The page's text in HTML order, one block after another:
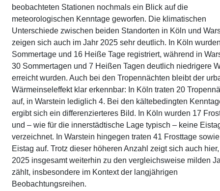
beobachteten Stationen nochmals ein Blick auf die
meteorologischen Kenntage geworfen. Die klimatischen
Unterschiede zwischen beiden Standorten in Köln und
zeigen sich auch im Jahr 2025 sehr deutlich. In Köln
Sommertage und 16 Heiße Tage registriert, während in
30 Sommertagen und 7 Heißen Tagen deutlich niedrigere
erreicht wurden. Auch bei den Tropennächten bleibt der
Wärmeinseleffekt klar erkennbar: In Köln traten 20
auf, in Warstein lediglich 4. Bei den kältebedingten
ergibt sich ein differenzierteres Bild. In Köln wurden 17
und – wie für die innerstädtische Lage typisch – keine
verzeichnet. In Warstein hingegen traten 41 Frosttage
Eistag auf. Trotz dieser höheren Anzahl zeigt sich auch
2025 insgesamt weiterhin zu den vergleichsweise milden
zählt, insbesondere im Kontext der langjährigen
Beobachtungsreihen.